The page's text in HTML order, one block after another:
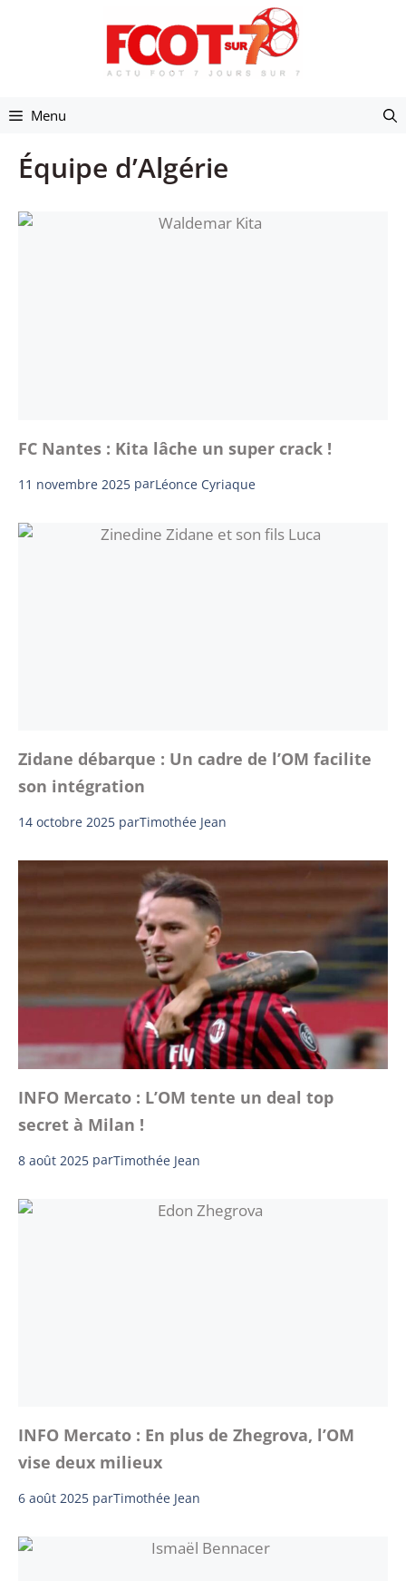
Menu
Équipe d’Algérie
FC Nantes : Kita lâche un super crack !
11 novembre 2025 parLéonce Cyriaque
Zidane débarque : Un cadre de l’OM facilite
son intégration
14 octobre 2025 parTimothée Jean
INFO Mercato : L’OM tente un deal top
secret à Milan !
8 août 2025 parTimothée Jean
INFO Mercato : En plus de Zhegrova, l’OM
vise deux milieux
6 août 2025 parTimothée Jean